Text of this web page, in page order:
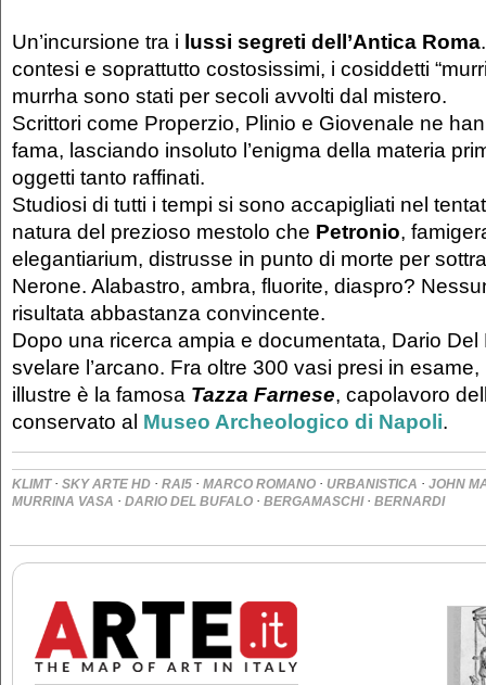
Un’incursione tra i lussi segreti dell’Antica Roma
contesi e soprattutto costosissimi, i cosiddetti
murrha sono stati per secoli avvolti dal mistero.
Scrittori come Properzio, Plinio e Giovenale ne
fama, lasciando insoluto l’enigma della materia
oggetti tanto raffinati.
Studiosi di tutti i tempi si sono accapigliati nel
natura del prezioso mestolo che Petronio,
elegantiarium, distrusse in punto di morte per
Nerone. Alabastro, ambra, fluorite, diaspro?
risultata abbastanza convincente.
Dopo una ricerca ampia e documentata, Dario Del
svelare l’arcano. Fra oltre 300 vasi presi in
illustre è la famosa Tazza Farnese, capolavoro
conservato al Museo Archeologico di Napoli.
KLIMT· SKY ARTE HD · RAI5 · MARCO ROMANO · URBANISTICA · JOHN
MURRINA VASA · DARIO DEL BUFALO · BERGAMASCHI· BERNARDI